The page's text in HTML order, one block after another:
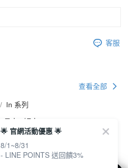
客服
查看全部
In 系列
長夾 / 短夾
🌟 官網活動優惠 🌟
8/1~8/31
- LINE POINTS 送回饋3%